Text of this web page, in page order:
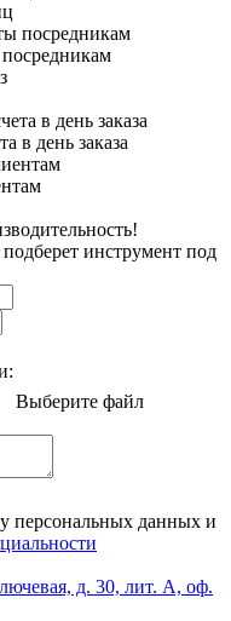
в день заказа
инструмент под
Выберите файл
персональных данных и
д. 30, лит. А, оф.